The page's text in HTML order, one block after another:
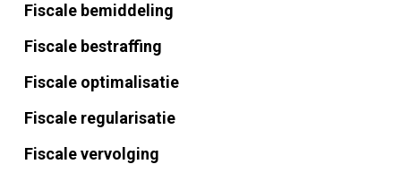
Fiscale bemiddeling
Fiscale bestraffing
Fiscale optimalisatie
Fiscale regularisatie
Fiscale vervolging